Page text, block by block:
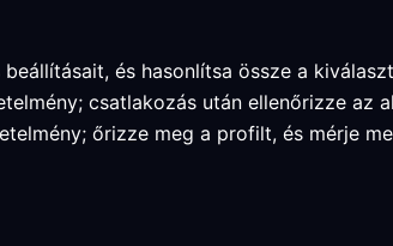
és hasonlítsa össze a
csatlakozás után ellenőrizze az
őrizze meg a profilt, és mérje